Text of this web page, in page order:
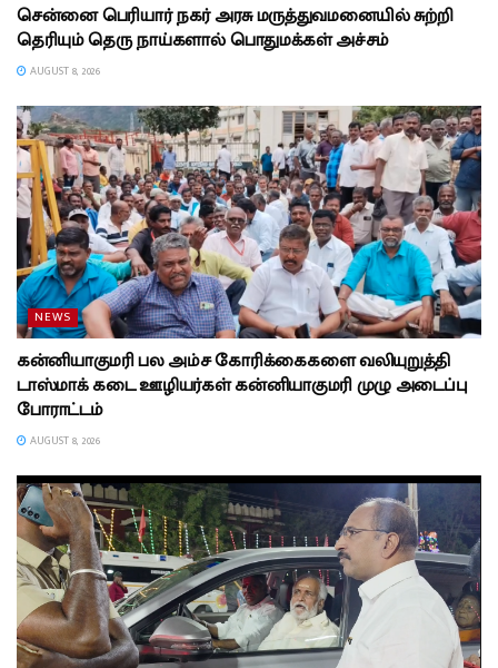
சென்னை பெரியார் நகர் அரசு மருத்துவமனையில் சுற்றி
தெரியும் தெரு நாய்களால் பொதுமக்கள் அச்சம்
AUGUST 8, 2026
NEWS
கன்னியாகுமரி பல அம்ச கோரிக்கைகளை வலியுறுத்தி
டாஸ்மாக் கடை ஊழியர்கள் கன்னியாகுமரி முழு அடைப்பு
போராட்டம்
AUGUST 8, 2026